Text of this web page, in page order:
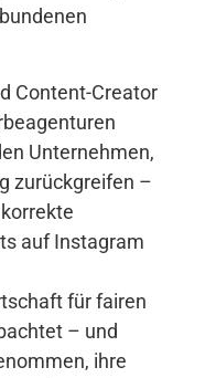
Content-Creator
Unternehmen,
zurückgreifen –
auf Instagram
für fairen
– und
ihre